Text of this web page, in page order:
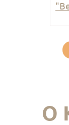
О